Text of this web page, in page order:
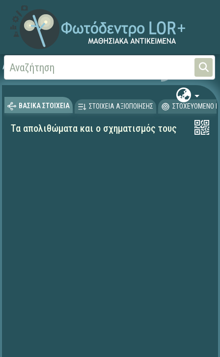
Αρχική Γεωγραφία-Γεωλογία
ΒΑΣΙΚΑ ΣΤΟΙΧΕΙΑ ΣΤΟΙΧΕΙΑ ΑΞΙΟΠΟΙΗΣΗΣ ΣΤΟΧΕΥΟΜΕΝΟ
Τα απολιθώματα και ο σχηματισμός τους